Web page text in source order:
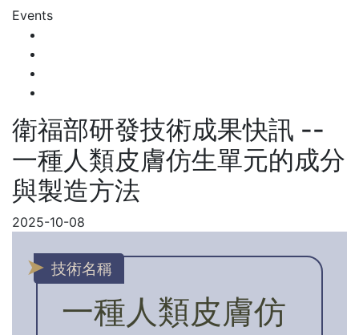
Events
衛福部研發技術成果快訊 --
一種人類皮膚仿生單元的成分
與製造方法
2025-10-08
技術名稱
一種人類皮膚仿